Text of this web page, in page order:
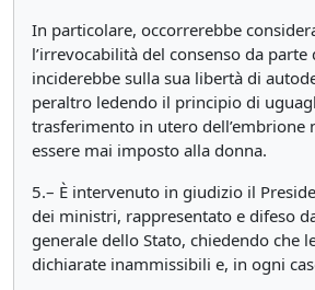
In particolare, occorrerebbe
l’irrevocabilità del consenso da parte
inciderebbe sulla sua libertà di
peraltro ledendo il principio di
trasferimento in utero dell’embrione
essere mai imposto alla donna.
5.– È intervenuto in giudizio il
dei ministri, rappresentato e difeso
generale dello Stato, chiedendo che
dichiarate inammissibili e, in ogni